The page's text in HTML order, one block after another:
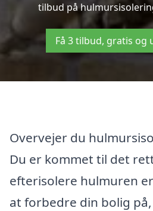
tilbud på
Få 3 tilbud, gratis og
Overvejer du
Du er kommet til det
efterisolere hulmuren
at forbedre din bolig